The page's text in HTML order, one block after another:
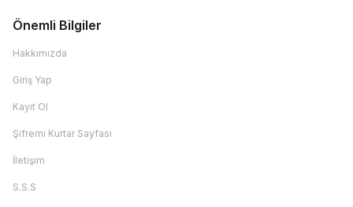
Önemli Bilgiler
Hakkımızda
Giriş Yap
Kayıt Ol
Şifremi Kurtar Sayfası
İletişim
S.S.S